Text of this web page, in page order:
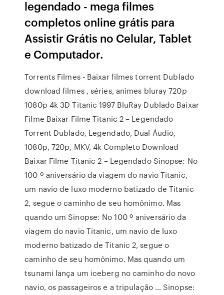
legendado - mega filmes
completos online grátis para
Assistir Grátis no Celular, Tablet
e Computador.
Torrents Filmes - Baixar filmes torrent Dublado
download filmes , séries, animes bluray 720p
1080p 4k 3D Titanic 1997 BluRay Dublado Baixar
Filme Baixar Filme Titanic 2 – Legendado
Torrent Dublado, Legendado, Dual Áudio,
1080p, 720p, MKV, 4k Completo Download
Baixar Filme Titanic 2 – Legendado Sinopse: No
100 º aniversário da viagem do navio Titanic,
um navio de luxo moderno batizado de Titanic
2, segue o caminho de seu homônimo. Mas
quando um Sinopse: No 100 º aniversário da
viagem do navio Titanic, um navio de luxo
moderno batizado de Titanic 2, segue o
caminho de seu homônimo. Mas quando um
tsunami lança um iceberg no caminho do novo
navio, os passageiros e a tripulação … Sinopse: